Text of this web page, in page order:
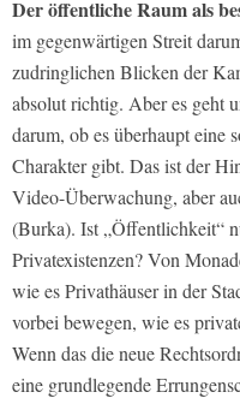
Der öffentliche Raum als
im gegenwärtigen Streit
zudringlichen Blicken der
absolut richtig. Aber es geht
darum, ob es überhaupt eine
Charakter gibt. Das ist der
Video-Überwachung, aber
(Burka). Ist „Öffentlichkeit“
Privatexistenzen? Von
wie es Privathäuser in der
vorbei bewegen, wie es
Wenn das die neue
eine grundlegende